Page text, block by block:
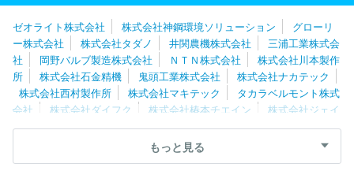
ゼオライト株式会社 株式会社神鋼環境ソリューション
グローリ
ー株式会社
株式会社タダノ 井関農機株式会社
三浦工業株式会
社
岡野バルブ製造株式会社 ＮＴＮ株式会社
株式会社川本製作
所
株式会社石金精機 鬼頭工業株式会社
株式会社ナカテック
株式会社西村製作所
株式会社マキテック
タカラベルモント株式
会社
株式会社ダイフク 株式会社椿本チエイン
株式会社ジェイ
テクト
フジテック株式会社 ＹＵＳＨＩＮ株式会社
株式会社マ
ダイキン工業株式会社 オーエスジー株式会社
岐阜精工株
式会社
もっと見る